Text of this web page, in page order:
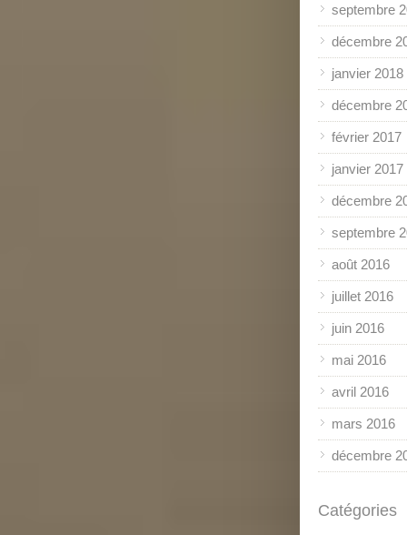
septembre
décembre
janvier 2018
décembre
février 2017
janvier 2017
décembre
septembre
août 2016
juillet 2016
juin 2016
mai 2016
avril 2016
mars 2016
décembre
Catégories